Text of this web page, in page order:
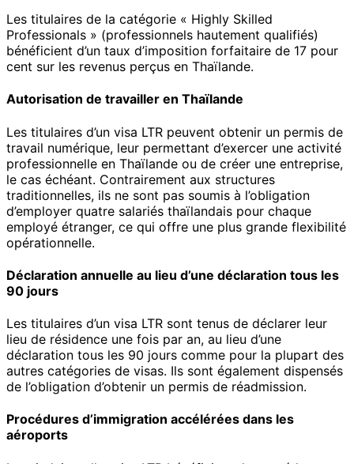
Les titulaires de la catégorie « Highly Skilled
Professionals » (professionnels hautement qualifiés)
bénéficient d’un taux d’imposition forfaitaire de 17 pour
cent sur les revenus perçus en Thaïlande.
Autorisation de travailler en Thaïlande
Les titulaires d’un visa LTR peuvent obtenir un permis de
travail numérique, leur permettant d’exercer une activité
professionnelle en Thaïlande ou de créer une entreprise,
le cas échéant. Contrairement aux structures
traditionnelles, ils ne sont pas soumis à l’obligation
d’employer quatre salariés thaïlandais pour chaque
employé étranger, ce qui offre une plus grande flexibilité
opérationnelle.
Déclaration annuelle au lieu d’une déclaration tous les
90 jours
Les titulaires d’un visa LTR sont tenus de déclarer leur
lieu de résidence une fois par an, au lieu d’une
déclaration tous les 90 jours comme pour la plupart des
autres catégories de visas. Ils sont également dispensés
de l’obligation d’obtenir un permis de réadmission.
Procédures d’immigration accélérées dans les
aéroports